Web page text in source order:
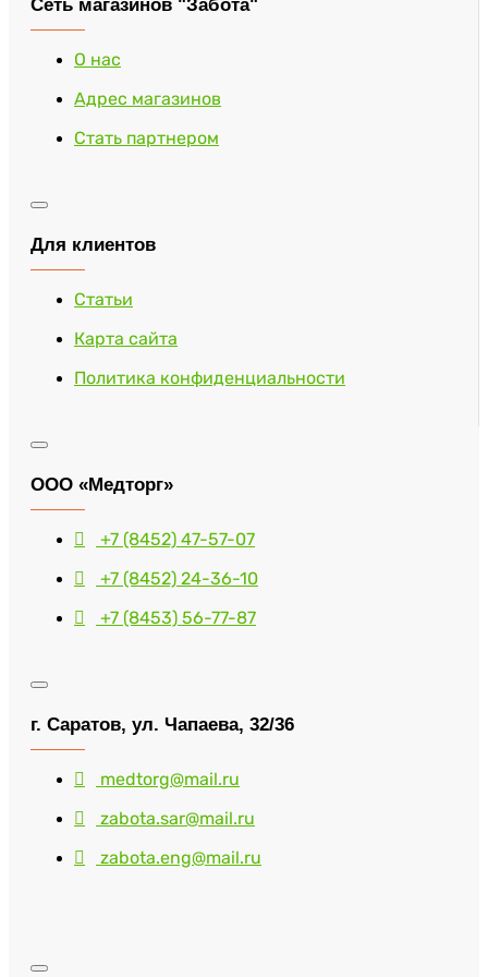
Сеть магазинов "Забота"
О нас
Адрес магазинов
Стать партнером
Для клиентов
Статьи
Карта сайта
Политика конфиденциальности
ООО «Медторг»
+7 (8452) 47-57-07
+7 (8452) 24-36-10
+7 (8453) 56-77-87
г. Саратов, ул. Чапаева, 32/36
medtorg@mail.ru
zabota.sar@mail.ru
zabota.eng@mail.ru